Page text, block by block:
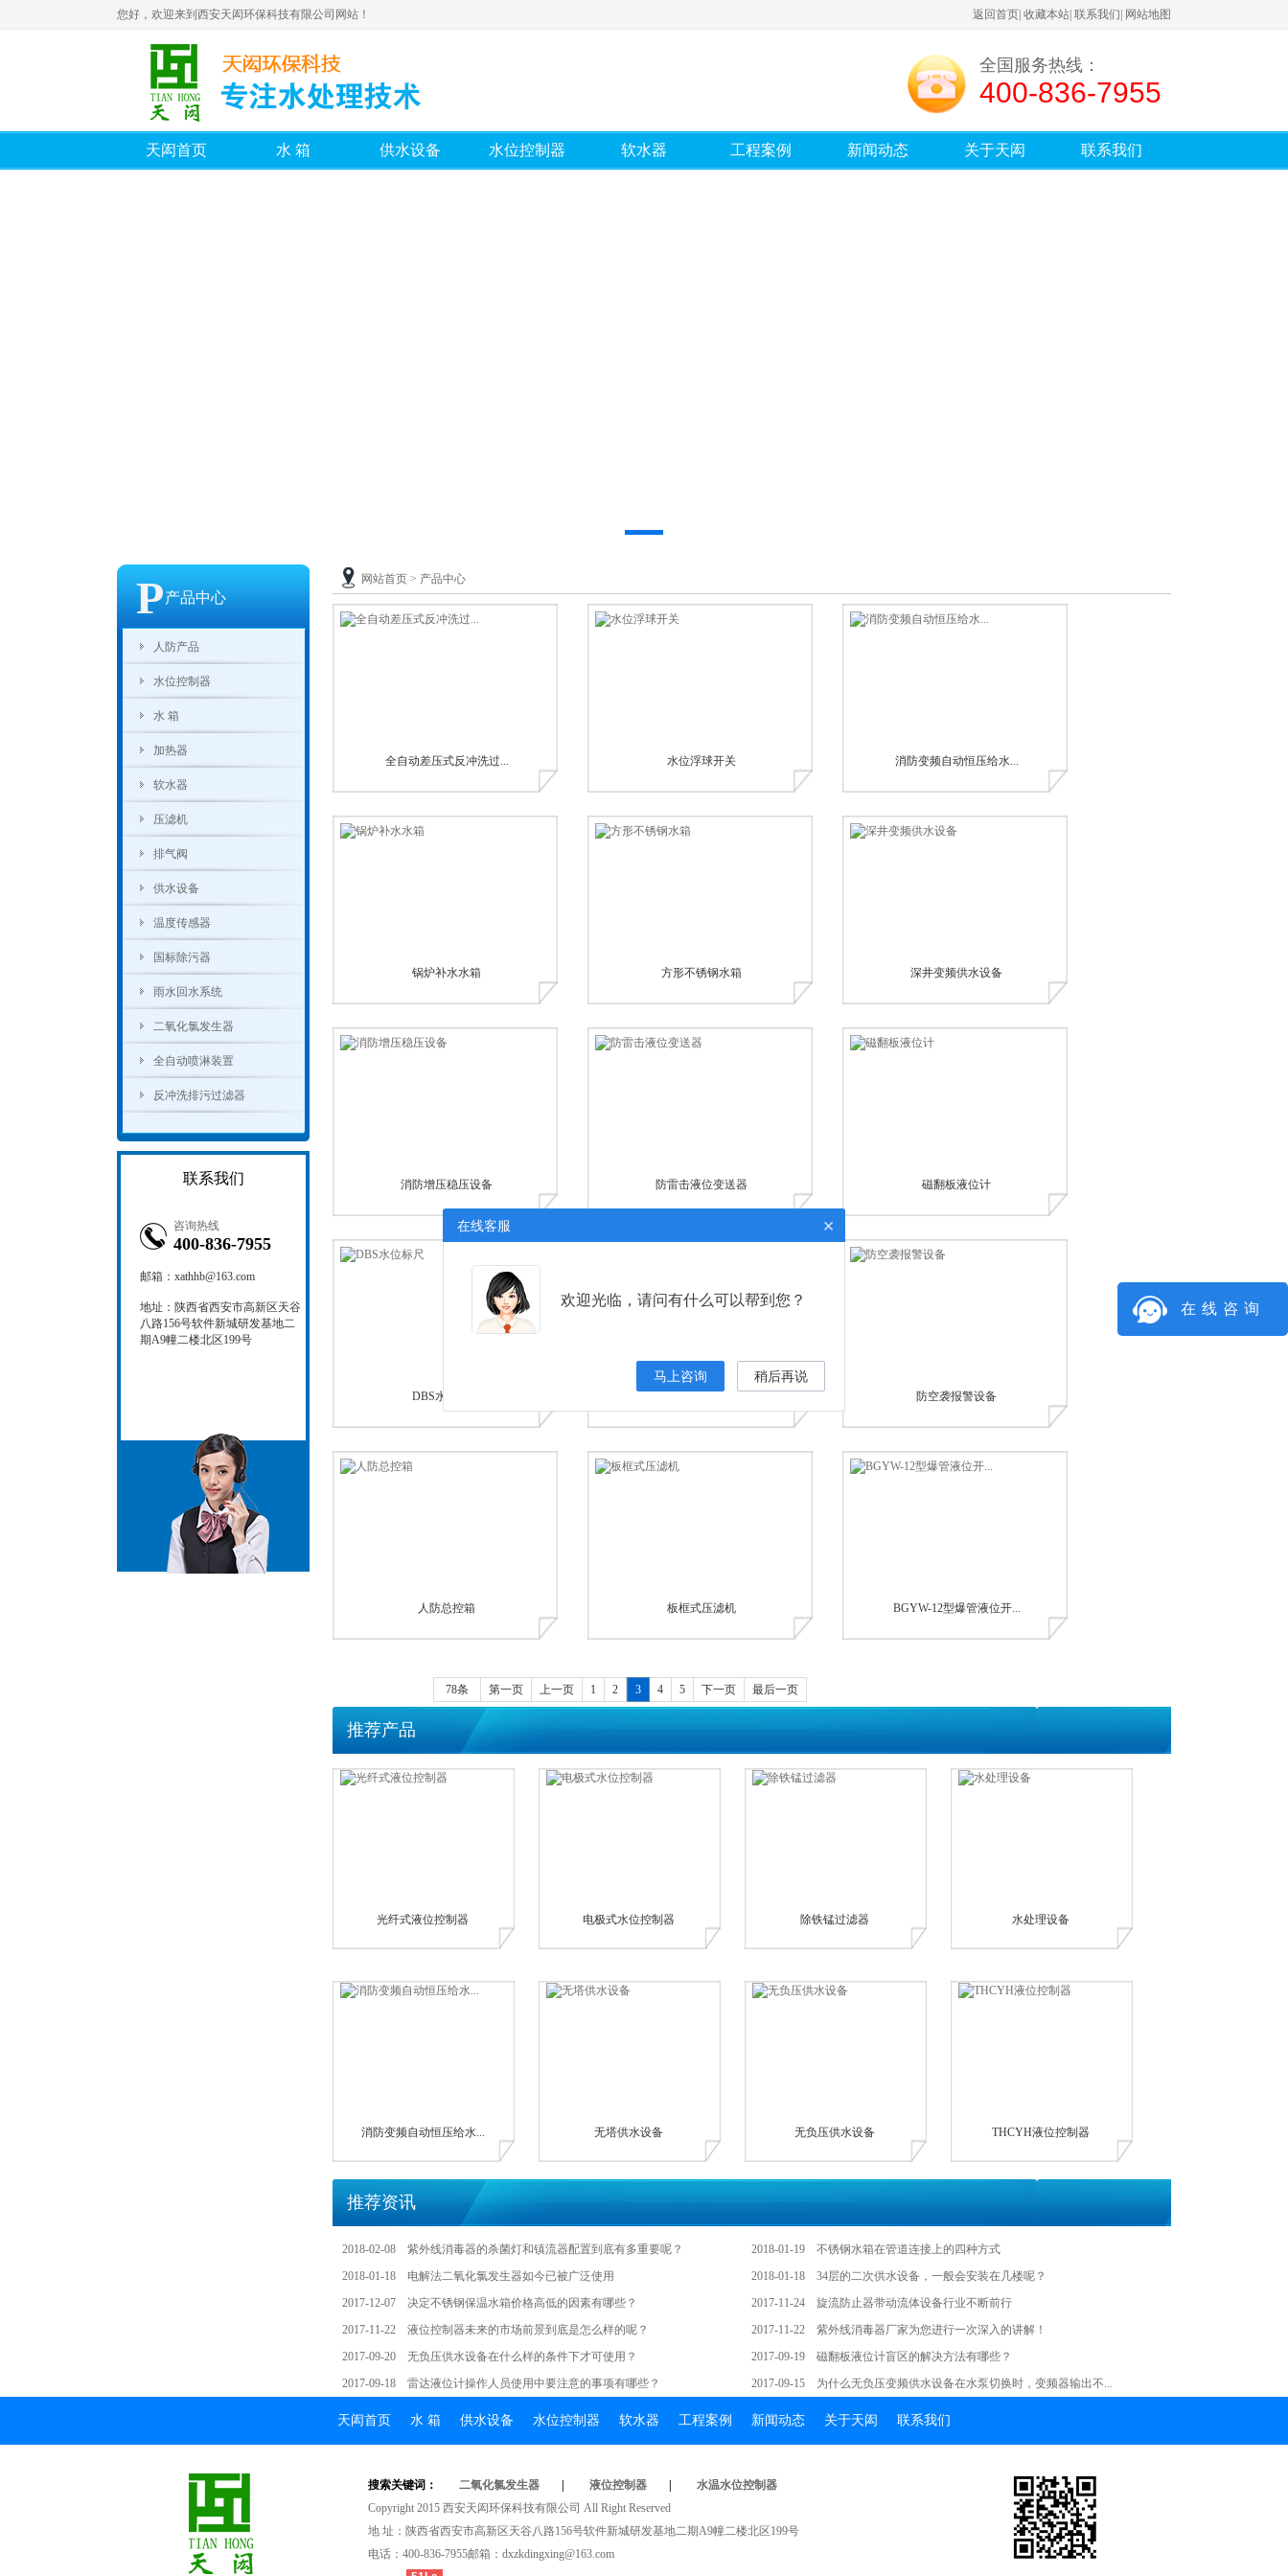
您好，欢迎来到西安天闳环保科技有限公司网站！ 返回首页 收藏本站 联系我们 网站地图
全国服务热线：
400-836-7955
天闳首页 水箱 供水设备 水位控制器 软水器 工程案例 新闻动态 关于天闳 联系我们
网站首页 > 产品中心
全自动差压式反冲洗过... 水位浮球开关 消防变频自动恒压给水...
锅炉补水水箱 方形不锈钢水箱 深井变频供水设备
消防增压稳压设备 防雷击液位变送器 磁翻板液位计
DBS水位标尺 防空袭报警设备
人防总控箱 板框式压滤机 BGYW-12型爆管液位开...
78条 第一页 上一页 1 2 3 4 5 下一页 最后一页
推荐产品
光纤式液位控制器 电极式水位控制器 除铁锰过滤器 水处理设备
消防变频自动恒压给水... 无塔供水设备 无负压供水设备 THCYH液位控制器
推荐资讯
2018-02-08 紫外线消毒器的杀菌灯和镇流器配置到底有多重要呢？ 2018-01-19
不锈钢水箱在管道连接上的四种方式
2018-01-18
电解法二氧化氯发生器如今已被广泛使用 2018-01-18
34层的二次供水设备，一般会安装在几楼呢？
2017-12-07
决定不锈钢保温水箱价格高低的因素有哪些？ 2017-11-24
旋流防止器带动流体设备行业不断前行
2017-11-22
液位控制器未来的市场前景到底是怎么样的呢？ 2017-11-22
紫外线消毒器厂家为您进行一次深入的讲解！
2017-09-20
无负压供水设备在什么样的条件下才可使用？ 2017-09-19
磁翻板液位计盲区的解决方法有哪些？
2017-09-18
雷达液位计操作人员使用中要注意的事项有哪些？ 2017-09-15 为什么无负压变频供水设备在水泵切换时，变频器输出不...
P产品中心
人防产品
水位控制器
水箱
加热器
软水器
压滤机
排气阀
供水设备
温度传感器
国标除污器
雨水回水系统
二氧化氯发生器
全自动喷淋装置
反冲洗排污过滤器
联系我们
咨询热线
400-836-7955
邮箱：xathhb@163.com
地址：陕西省西安市高新区天谷
八路156号软件新城研发基地二
期A9幢二楼北区199号
天闳首页 水箱 供水设备 水位控制器 软水器 工程案例 新闻动态 关于天闳 联系我们
搜索关键词： 二氧化氯发生器 液位控制器
水温水位控制器
Copyright2015西安天闳环保科技有限公司AllRightReserved
地址：陕西省西安市高新区天谷八路156号软件新城研发基地二期A9幢二楼北区199号
电话：400-836-7955邮箱：dxzkdingxing@163.com
在线咨询
在线客服
欢迎光临，请问有什么可以帮到您？
马上咨询 稍后再说
×